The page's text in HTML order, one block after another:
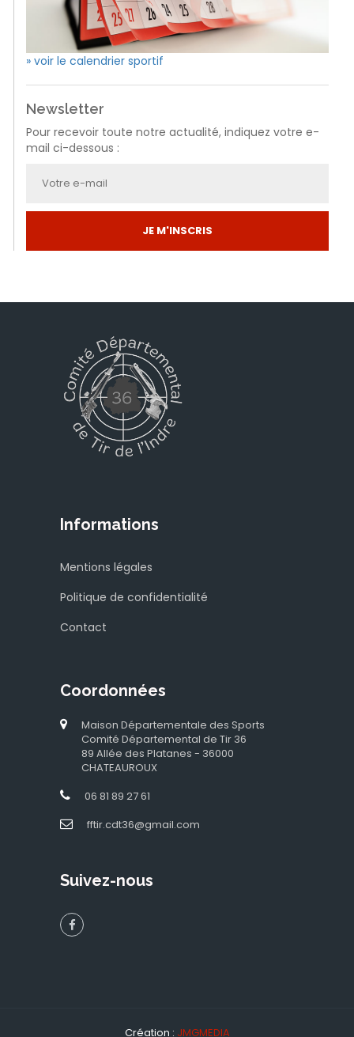
» voir le calendrier sportif
Newsletter
Pour recevoir toute notre actualité, indiquez votre e-
mail ci-dessous :
JE M'INSCRIS
Informations
Mentions légales
Politique de confidentialité
Contact
Coordonnées
Maison Départementale des Sports
Comité Départemental de Tir 36
89 Allée des Platanes - 36000
CHATEAUROUX
06 81 89 27 61
fftir.cdt36@gmail.com
Suivez-nous
Création : JMGMEDIA